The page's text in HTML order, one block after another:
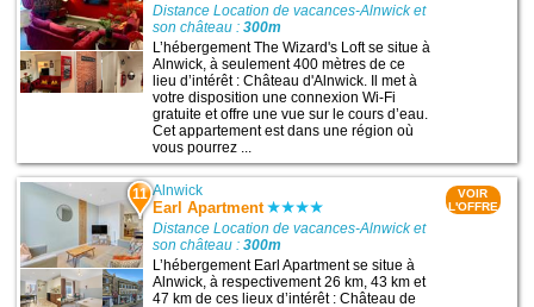
Distance Location de vacances-Alnwick et
son château :300m
L’hébergement The Wizard's Loft se situe à
Alnwick, à seulement 400 mètres de ce
lieu d’intérêt : Château d'Alnwick. Il met à
votre disposition une connexion Wi-Fi
gratuite et offre une vue sur le cours d’eau.
Cet appartement est dans une région où
vous pourrez ...
11 Alnwick
Earl Apartment
Distance Location de vacances-Alnwick et
son château :300m
L’hébergement Earl Apartment se situe à
Alnwick, à respectivement 26 km, 43 km et
47 km de ces lieux d’intérêt : Château de
VOIR
L'OFFRE